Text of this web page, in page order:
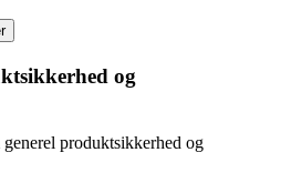
og
produktsikkerhed og